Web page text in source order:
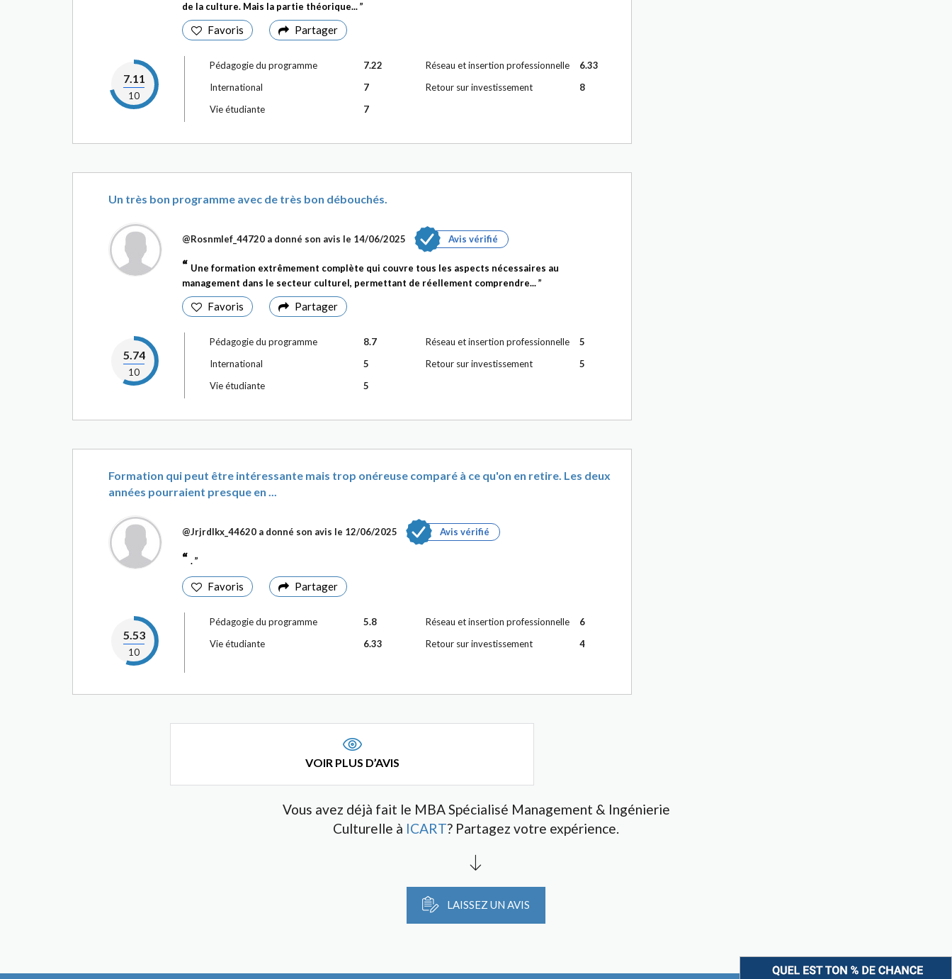
de la culture. Mais la partie théorique...
Favoris Partager
7.11
10
Pédagogie du programme
7.22
International
7
Vie étudiante
7
Réseau et insertion professionnelle
6.33
Retour sur investissement
8
Un très bon programme avec de très bon débouchés.
@Rosnmlef_44720 a donné son avis le 14/06/2025 Avis vérifié
Une formation extrêmement complète qui couvre tous les aspects nécessaires au
management dans le secteur culturel, permettant de réellement comprendre...
Favoris Partager
5.74
10
Pédagogie du programme
8.7
International
5
Vie étudiante
5
Réseau et insertion professionnelle
5
Retour sur investissement
5
Formation qui peut être intéressante mais trop onéreuse comparé à ce qu'on en retire. Les deux
années pourraient presque en ...
@Jrjrdlkx_44620 a donné son avis le 12/06/2025 Avis vérifié
.
Favoris Partager
5.53
10
Pédagogie du programme
5.8
Vie étudiante
6.33
Réseau et insertion professionnelle
6
Retour sur investissement
4
VOIR PLUS D’AVIS
Vous avez déjà fait le MBA Spécialisé Management & Ingénierie
Culturelle à ICART? Partagez votre expérience.
LAISSEZ UN AVIS